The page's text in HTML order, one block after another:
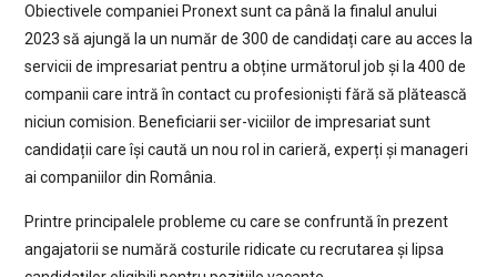
Obiectivele companiei Pronext sunt ca până la finalul anului
2023 să ajungă la un număr de 300 de candidați care au acces la
servicii de impresariat pentru a obține următorul job și la 400 de
companii care intră în contact cu profesioniști fără să plătească
niciun comision. Beneficiarii ser-viciilor de impresariat sunt
candidații care își caută un nou rol in carieră, experți și manageri
ai companiilor din România.
Printre principalele probleme cu care se confruntă în prezent
angajatorii se numără costurile ridicate cu recrutarea și lipsa